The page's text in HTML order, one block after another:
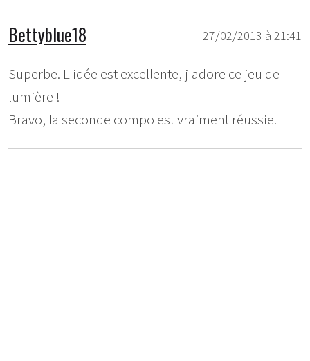
27/02/2013 à 21:41
Bettyblue18
Superbe. L'idée est excellente, j'adore ce jeu de
lumière !
Bravo, la seconde compo est vraiment réussie.